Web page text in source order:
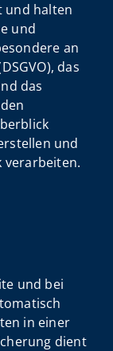
und halten
und
an
das
das
und
verarbeiten.
und bei
in einer
dient